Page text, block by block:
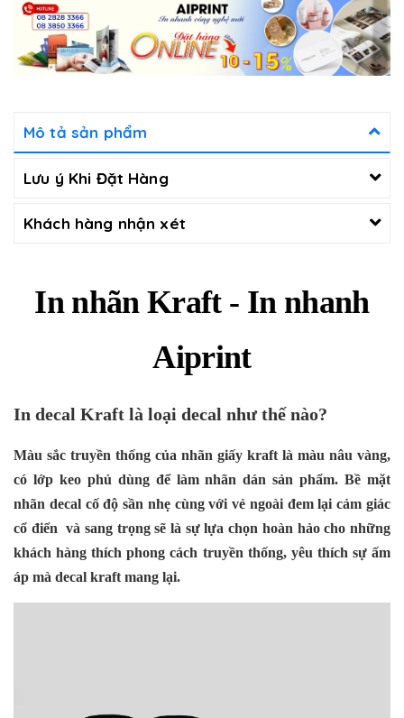
Mô tả sản phẩm
Lưu ý Khi Đặt Hàng
Khách hàng nhận xét
In nhãn Kraft - In nhanh
Aiprint
In decal Kraft là loại decal như thế nào?
Màu sắc truyền thống của nhãn giấy kraft là màu nâu vàng,
có lớp keo phủ dùng để làm nhãn dán sản phẩm. Bề mặt
nhãn decal cố độ sần nhẹ cùng với vẻ ngoài đem lại cảm giác
cổ điển và sang trọng sẽ là sự lựa chọn hoàn hảo cho những
khách hàng thích phong cách truyền thống, yêu thích sự ấm
áp mà decal kraft mang lại.